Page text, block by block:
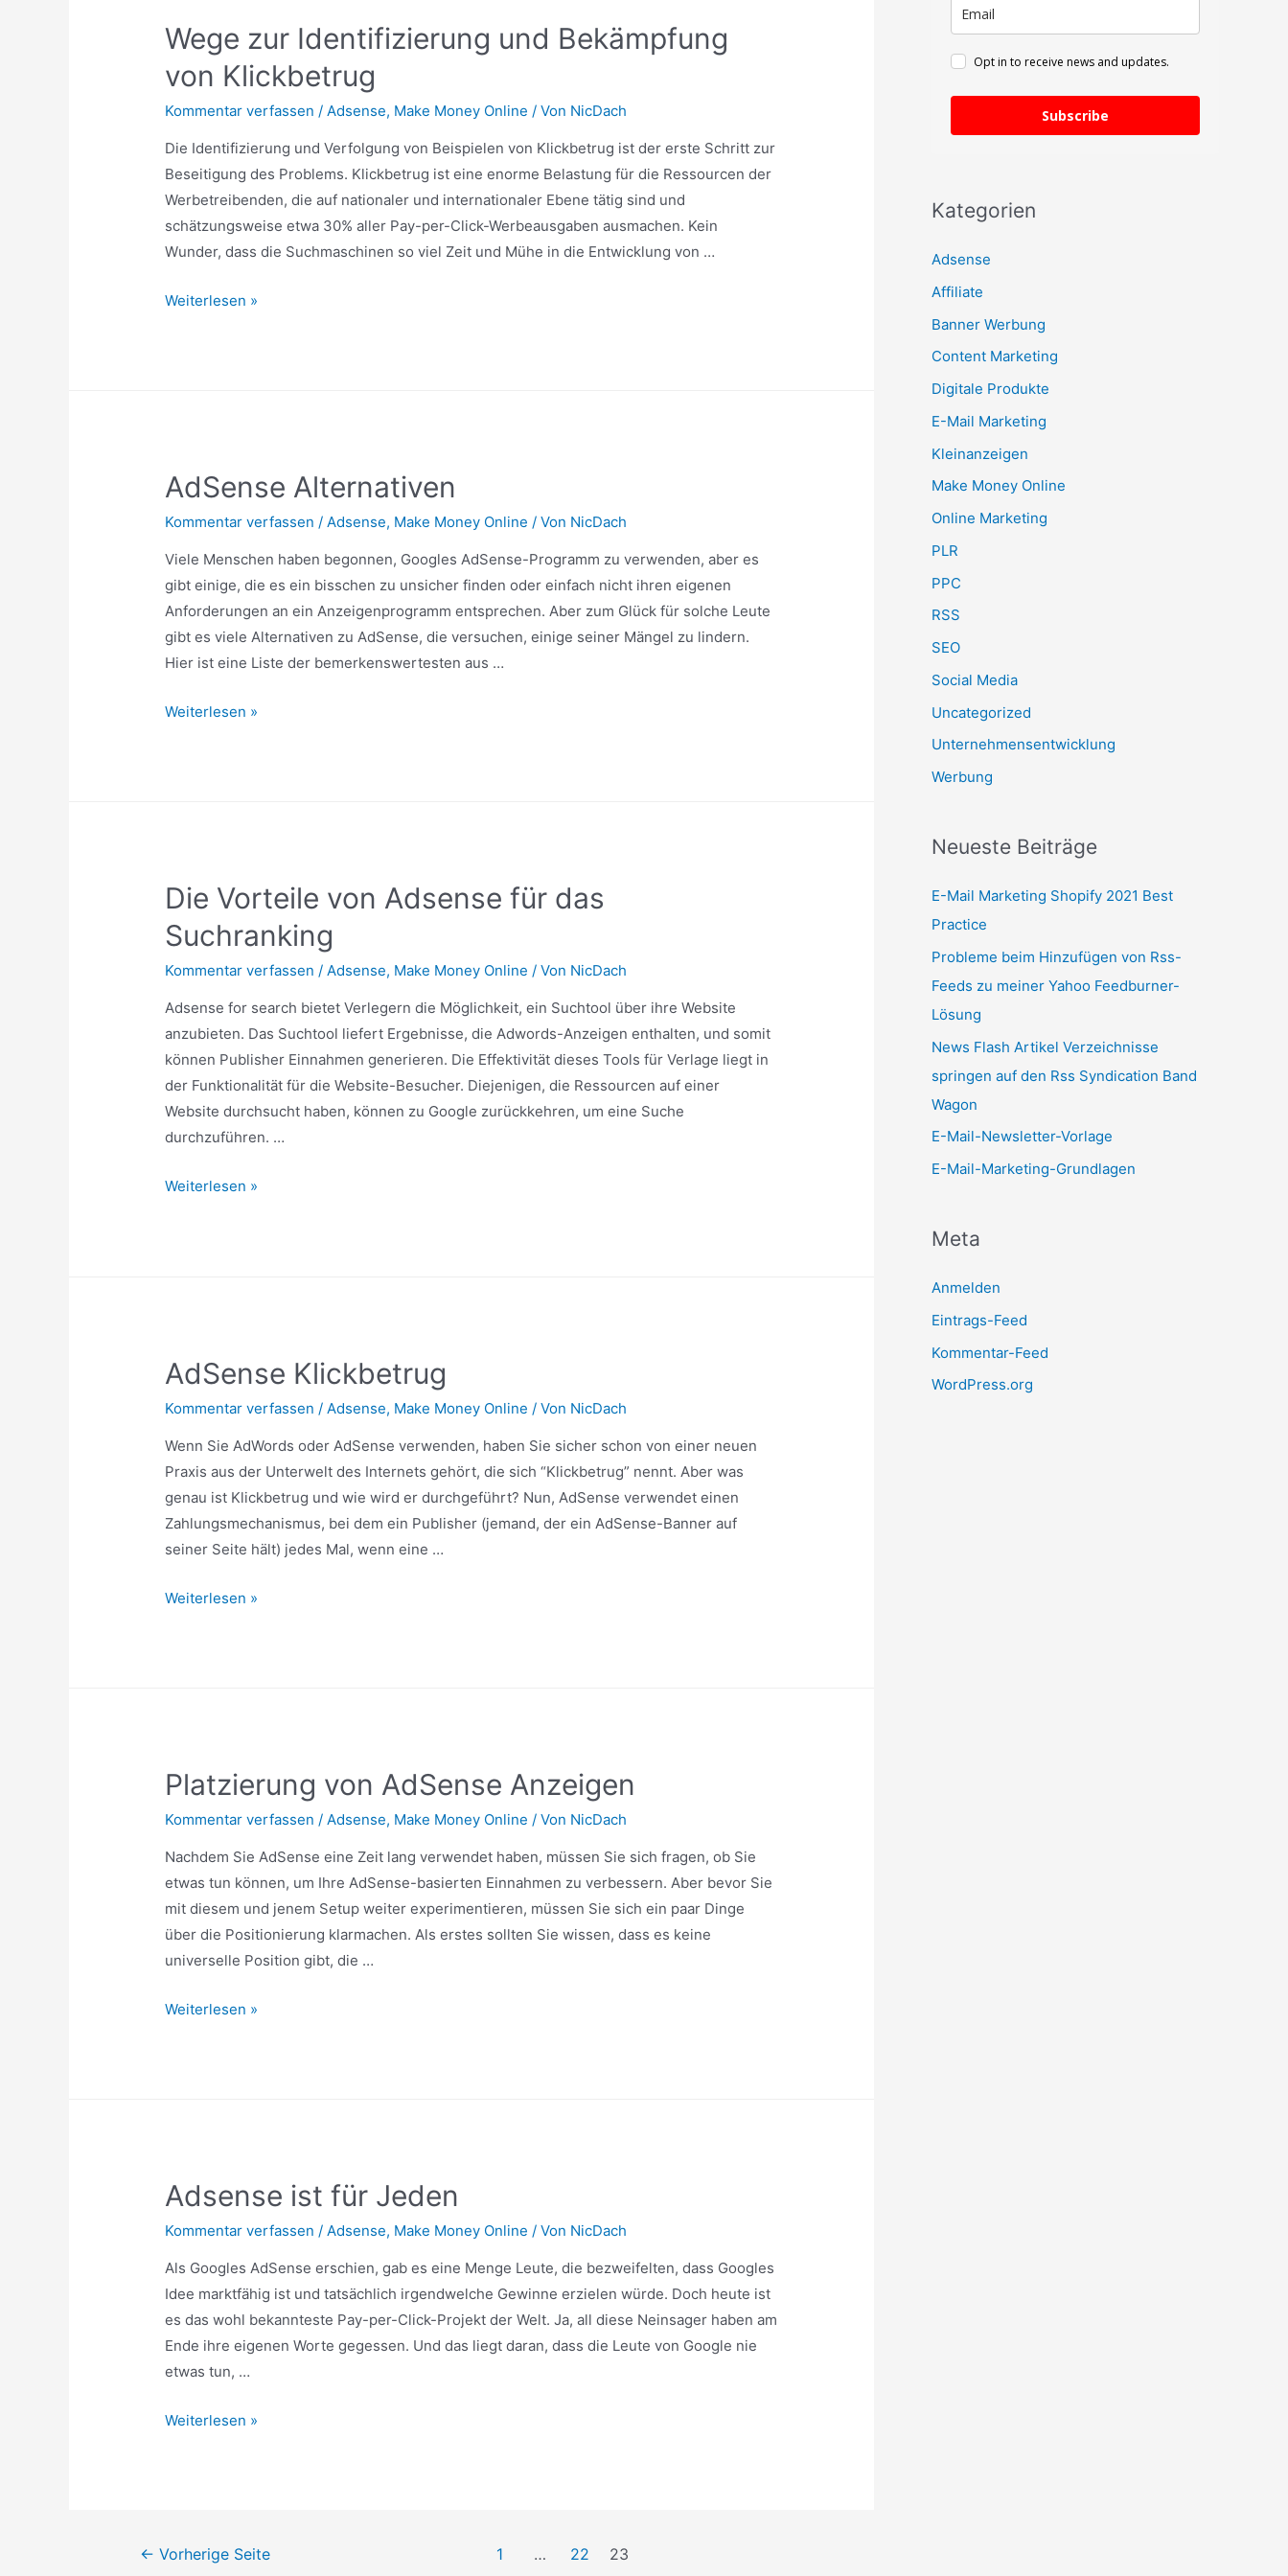
Wege zur Identifizierung und Bekämpfung
von Klickbetrug
Kommentar verfassen /Adsense, Make Money Online / Von NicDach
Die Identifizierung und Verfolgung von Beispielen von Klickbetrug ist der erste Schritt zur
Beseitigung des Problems. Klickbetrug ist eine enorme Belastung für die Ressourcen der
Werbetreibenden, die auf nationaler und internationaler Ebene tätig sind und
schätzungsweise etwa 30% aller Pay-per-Click-Werbeausgaben ausmachen. Kein
Wunder, dass die Suchmaschinen so viel Zeit und Mühe in die Entwicklung von …
Wege
Weiterlesen »
AdSense Alternativen
Kommentar verfassen /Adsense, Make Money Online / Von NicDach
Viele Menschen haben begonnen, Googles AdSense-Programm zu verwenden, aber es
gibt einige, die es ein bisschen zu unsicher finden oder einfach nicht ihren eigenen
Anforderungen an ein Anzeigenprogramm entsprechen. Aber zum Glück für solche Leute
gibt es viele Alternativen zu AdSense, die versuchen, einige seiner Mängel zu lindern.
Hier ist eine Liste der bemerkenswertesten aus …
AdSense
Weiterlesen »
Die Vorteile von Adsense für das
Suchranking
Kommentar verfassen /Adsense, Make Money Online / Von NicDach
Adsense for search bietet Verlegern die Möglichkeit, ein Suchtool über ihre Website
anzubieten. Das Suchtool liefert Ergebnisse, die Adwords-Anzeigen enthalten, und somit
können Publisher Einnahmen generieren. Die Effektivität dieses Tools für Verlage liegt in
der Funktionalität für die Website-Besucher. Diejenigen, die Ressourcen auf einer
Website durchsucht haben, können zu Google zurückkehren, um eine Suche
durchzuführen. …
Die
Weiterlesen »
AdSense Klickbetrug
Kommentar verfassen / Adsense, Make Money Online / Von NicDach
Wenn Sie AdWords oder AdSense verwenden, haben Sie sicher schon von einer neuen
Praxis aus der Unterwelt des Internets gehört, die sich “Klickbetrug” nennt. Aber was
genau ist Klickbetrug und wie wird er durchgeführt? Nun, AdSense verwendet einen
Zahlungsmechanismus, bei dem ein Publisher (jemand, der ein AdSense-Banner auf
seiner Seite hält) jedes Mal, wenn eine …
AdSense
Weiterlesen »
Platzierung von AdSense Anzeigen
Kommentar verfassen /Adsense, Make Money Online / Von NicDach
Nachdem Sie AdSense eine Zeit lang verwendet haben, müssen Sie sich fragen, ob Sie
etwas tun können, um Ihre AdSense-basierten Einnahmen zu verbessern. Aber bevor Sie
mit diesem und jenem Setup weiter experimentieren, müssen Sie sich ein paar Dinge
über die Positionierung klarmachen. Als erstes sollten Sie wissen, dass es keine
universelle Position gibt, die …
Platzierung
Weiterlesen »
Adsense ist für Jeden
Kommentar verfassen /Adsense, Make Money Online / Von NicDach
Als Googles AdSense erschien, gab es eine Menge Leute, die bezweifelten, dass Googles
Idee marktfähig ist und tatsächlich irgendwelche Gewinne erzielen würde. Doch heute ist
es das wohl bekannteste Pay-per-Click-Projekt der Welt. Ja, all diese Neinsager haben am
Ende ihre eigenen Worte gegessen. Und das liegt daran, dass die Leute von Google nie
etwas tun, …
Adsense
Weiterlesen »
Beitragsnavigation
← Vorherige Seite 1 … 22 23
Opt in to receive news and updates.
Subscribe
Kategorien
Adsense
Affiliate
Banner Werbung
Content Marketing
Digitale Produkte
E-Mail Marketing
Kleinanzeigen
Make Money Online
Online Marketing
PLR
PPC
RSS
SEO
Social Media
Uncategorized
Unternehmensentwicklung
Werbung
Neueste Beiträge
E-Mail Marketing Shopify 2021 Best
Practice
Probleme beim Hinzufügen von Rss-
Feeds zu meiner Yahoo Feedburner-
Lösung
News Flash Artikel Verzeichnisse
springen auf den Rss Syndication Band
Wagon
E-Mail-Newsletter-Vorlage
E-Mail-Marketing-Grundlagen
Meta
Anmelden
Eintrags-Feed
Kommentar-Feed
WordPress.org